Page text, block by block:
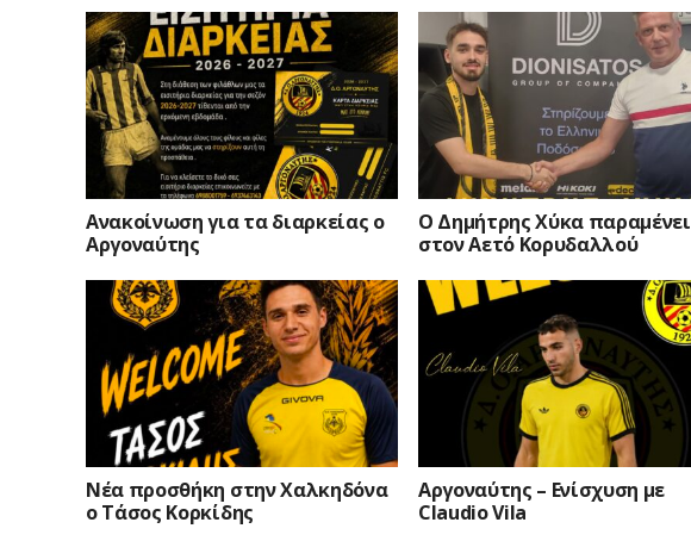
Ανακοίνωση για τα διαρκείας ο
Αργοναύτης
O Δημήτρης Χύκα παραμένει
στον Αετό Κορυδαλλού
Νέα προσθήκη στην Χαλκηδόνα
ο Τάσος Κορκίδης
Αργοναύτης – Ενίσχυση με
Claudio Vila